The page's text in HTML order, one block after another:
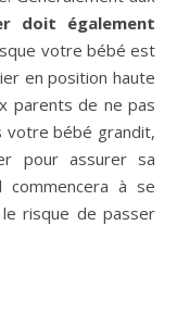
doit également
votre bébé est
en position haute
parents de ne pas
votre bébé grandit,
pour assurer sa
commencera à se
risque de passer